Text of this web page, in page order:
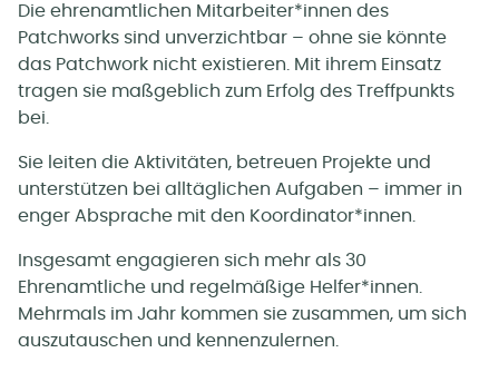
Die ehrenamtlichen Mitarbeiter*innen des
Patchworks sind unverzichtbar – ohne sie könnte
das Patchwork nicht existieren. Mit ihrem Einsatz
tragen sie maßgeblich zum Erfolg des Treffpunkts
bei.
Sie leiten die Aktivitäten, betreuen Projekte und
unterstützen bei alltäglichen Aufgaben – immer in
enger Absprache mit den Koordinator*innen.
Insgesamt engagieren sich mehr als 30
Ehrenamtliche und regelmäßige Helfer*innen.
Mehrmals im Jahr kommen sie zusammen, um sich
auszutauschen und kennenzulernen.